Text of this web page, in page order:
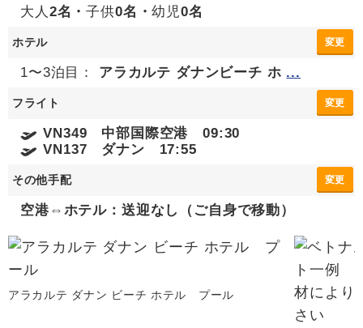
大人 2名・子供0名・幼児0名
ホテル 変更
1〜3泊目： アラカルテ ダナンビーチ ホ ...
フライト 変更
VN349 中部国際空港 09:30
VN137 ダナン 17:55
その他手配 変更
空港⇔ホテル：送迎なし（ご自身で移動）
アラカルテ ダナン ビーチ ホテル プール